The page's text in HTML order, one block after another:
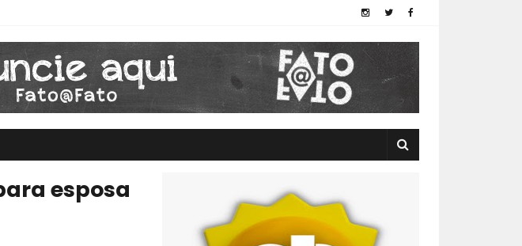
esposa